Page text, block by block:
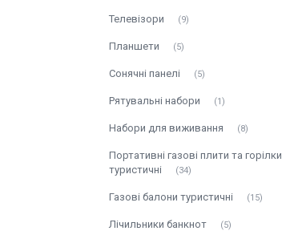
Телевізори 9
Планшети 5
Сонячні панелі 5
Рятувальні набори 1
Набори для виживання 8
Портативні газові плити та горілки
туристичні
34
Газові балони туристичні 15
Лічильники банкнот 5